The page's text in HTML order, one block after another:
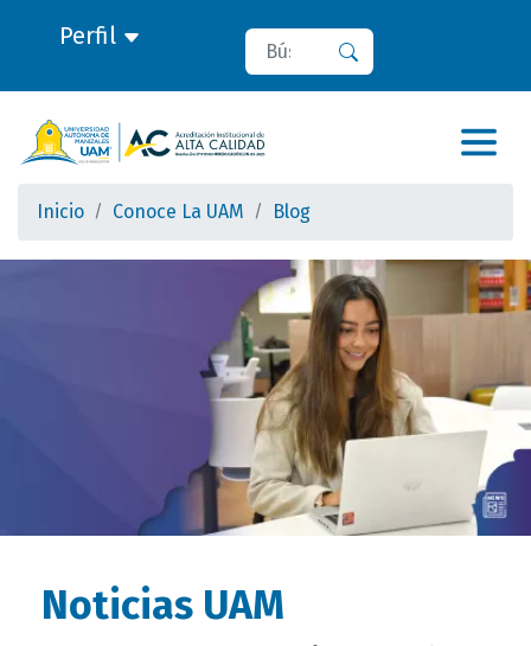
Perfil Buscar
Inicio Conoce La UAM Blog
Noticias UAM